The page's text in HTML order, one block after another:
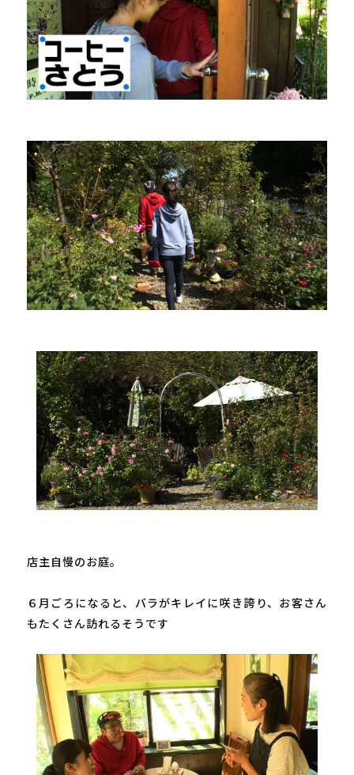
店主自慢のお庭。
６月ごろになると、バラがキレイに咲き誇り、お客さん
もたくさん訪れるそうです